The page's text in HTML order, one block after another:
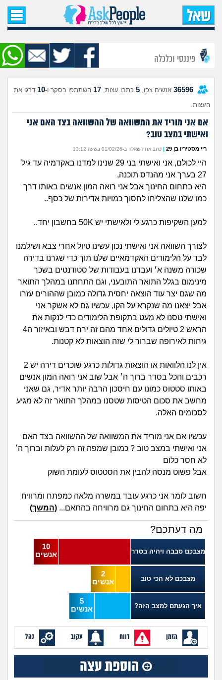
עמוד הבית
שאל שאלה
שאלות חדשות
שאלות שעוררו עניין
עצות חדשות
מה קורה כאן?
מדורים
זוגיות
היריון ולידה
הורות ומשפחה
מתבגרים
מהבקו"ם... ועד מתי?!
לימודים וסטודנטים
עבודה וקריירה
חברים ואנשים
מה שעובר עליי
שומרים על הגוף
פיננסי וכלכלה
חיות מחמד
גאווה
חיפוש שאלות
הרשמה | התחברות
פיננסי וכלכלה
36596 אנשים צפו, 5 כתבו עצות, 17 השתתפו בסקר ו-10 דרגו את
העצות.
אם אני מוריד את המשוואה של ההשוואה בצד האם אני
ואישתי במצב טוב?
ריי מסטיריו בן 29 | כתב את השאלה ב-01/02/26 בשעה 13:12
היי לכולם, אני ואישתי בני 29 שנינו למדנו באקדמיה עד גיל
27 בערך אני מהנדס תוכנה,
היא בתחום החינוך אבל אני רואה המון אנשים באותו דרך
כמו שלנו שהצליחו לחסוך כמויות אדירות של כסף..
למען השקיפות כרגע לי ולאישתי יש 50K בחשבון יחד..
לצורך השוואה אני ואישתי נכון עשינו טיול אחרי צבא ושילמנו
לבד על הלימודים האקדמאיים שלנו תוך כדי שגרנו בדירה
שכורה משנה א׳ ועבדנו בעבודות של סטודנטים בשכר
מינימום בגלל התואר התובעני, וגם התחתנו במהלך התואר
מה שגם יצר עוד הוצאה יחסית גדולה כמובן שההורים עזרו
אבל יצאנו מה שנקרא על הקו, עכשיו גם לא אשקר אני
ואישתי טסנו לא מעט בתקופת הלימודים כדי לנקות את
הראש 2 טיולים גדולים אחד מהם זה ירח דבש ובאיזור ה4
גיחות לאירופה שברור לי שזה הוצאות לא קטנות.
אין לנו הלוואות או הוצאות גדולות כרגע שוכרים דירה יש 2
רכבים והכל בסדר ברוך ה׳ אבל שוב אני רואה המון אנשים
באותו סטטוס כמונו עם חיסכון הרבה יותר אדיר, גם שאני
מחשב את סכום הטיסות שטסנו במהלך התואר זה לא מגיע
לסכומים האלה.
עכשיו אם אני מוריד את המשוואה של ההשוואה בצד האם
אני ואישתי במצב טוב ? כמובן שמפה זה רק לעלות וברוך ה׳
לא חסר כלום
אבל פשוט מנסה להבין את הסטטוס לעומת השוק
חשוב לומר אני כרגע עובד במשרה מלאה כמפתח ומרוויח
יפה היא בתחום החינוך גם מרוויחה בהתאם... (המשך)
מה דעתכם?
מצבכם סבבה ויהיה בסדר
10
אנשים
מצבכם לא הכי טוב
2
אנשים
איך הגעתם למצב הזה?
5
אנשים
הזמן דווח עקוב נהל